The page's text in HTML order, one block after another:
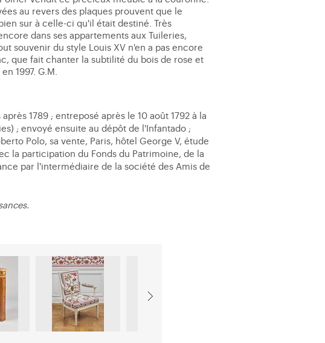
au revers des plaques prouvent que le
sur à celle-ci qu'il était destiné. Très
dans ses appartements aux Tuileries,
souvenir du style Louis XV n'en a pas encore
que fait chanter la subtilité du bois de rose et
1997. G.M.
1789 ; entreposé après le 10 août 1792 à la
; envoyé ensuite au dépôt de l'Infantado ;
Polo, sa vente, Paris, hôtel George V, étude
la participation du Fonds du Patrimoine, de la
par l'intermédiaire de la société des Amis de